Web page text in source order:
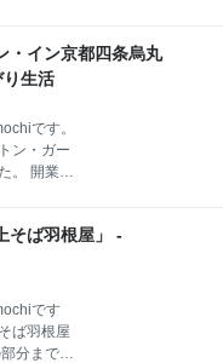
かな？と
られまし
。
、「近江
テルのレ
ングG）
上階にあ
すが、こ
😢 メニュ
。 セイボ
いっしょ
・イン京都四条烏丸
生活
です。
ン・ガー
。 開業間
も快適に
うぞ。
を紹介
グ
ュッフェ
）￥１，
そば羽根屋」 -
です
ば羽根屋
分まで挽